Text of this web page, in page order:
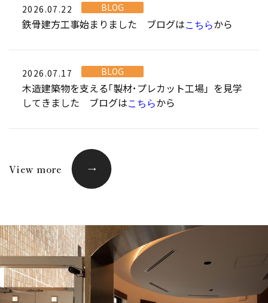
2026.07.22 BLOG
鉄骨建方工事始まりました ブログはこちらから
2026.07.17 BLOG
木造建築物を支える｢製材･プレカット工場」を見学
してきました ブログはこちらから
View more →
→